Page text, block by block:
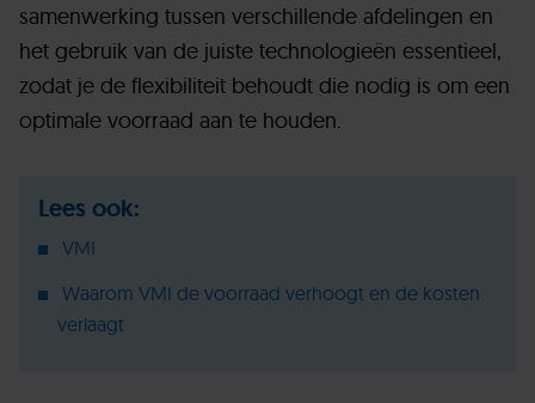
samenwerking tussen verschillende afdelingen en
het gebruik van de juiste technologieën essentieel,
zodat je de flexibiliteit behoudt die nodig is om een
optimale voorraad aan te houden.
Lees ook:
VMI
Waarom VMI de voorraad verhoogt en de kosten
verlaagt